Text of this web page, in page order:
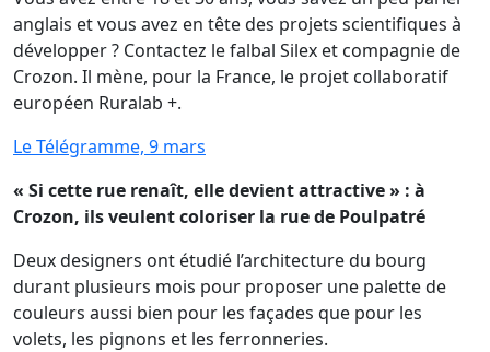
anglais et vous avez en tête des projets scientifiques à
développer ? Contactez le falbal Silex et compagnie de
Crozon. Il mène, pour la France, le projet collaboratif
européen Ruralab +.
Le Télégramme, 9 mars
« Si cette rue renaît, elle devient attractive » : à
Crozon, ils veulent coloriser la rue de Poulpatré
Deux designers ont étudié l’architecture du bourg
durant plusieurs mois pour proposer une palette de
couleurs aussi bien pour les façades que pour les
volets, les pignons et les ferronneries.